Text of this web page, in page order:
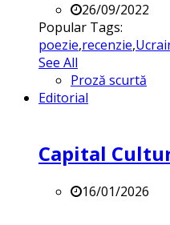
26/09/2022
Popular Tags:
poezie,recenzie,
See All
Proză scurtă
Editorial
Capital
16/01/2026